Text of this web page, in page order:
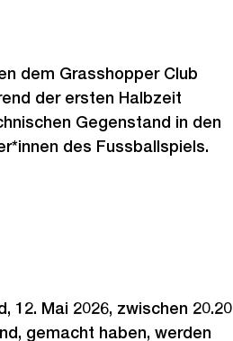
dem Grasshopper Club
der ersten Halbzeit
Gegenstand in den
des Fussballspiels.
12. Mai 2026, zwischen 20.20
gemacht haben, werden